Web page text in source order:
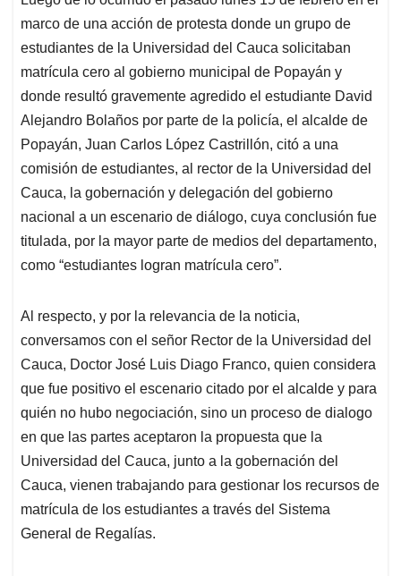
s
A
p
p
b
o
o
k
e
d
I
n
l
a
d
s
marco de una acción de protesta donde un grupo de
estudiantes de la Universidad del Cauca solicitaban
matrícula cero al gobierno municipal de Popayán y
donde resultó gravemente agredido el estudiante David
Alejandro Bolaños por parte de la policía, el alcalde de
Popayán, Juan Carlos López Castrillón, citó a una
comisión de estudiantes, al rector de la Universidad del
Cauca, la gobernación y delegación del gobierno
nacional a un escenario de diálogo, cuya conclusión fue
titulada, por la mayor parte de medios del departamento,
como “estudiantes logran matrícula cero”.
Al respecto, y por la relevancia de la noticia,
conversamos con el señor Rector de la Universidad del
Cauca, Doctor José Luis Diago Franco, quien considera
que fue positivo el escenario citado por el alcalde y para
quién no hubo negociación, sino un proceso de dialogo
en que las partes aceptaron la propuesta que la
Universidad del Cauca, junto a la gobernación del
Cauca, vienen trabajando para gestionar los recursos de
matrícula de los estudiantes a través del Sistema
General de Regalías.